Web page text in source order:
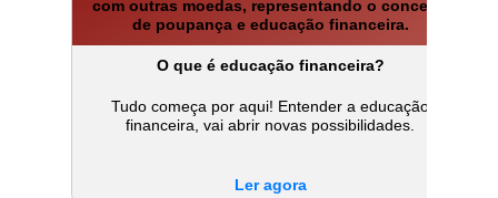
O que é educação financeira?
Tudo começa por aqui! Entender a educação
financeira, vai abrir novas possibilidades.
Ler agora